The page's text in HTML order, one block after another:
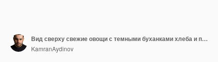
Вид сверху свежие овощи с темными буханками хлеба и приправами на темной поверхности салатная еда хлебная еда
KamranAydinov